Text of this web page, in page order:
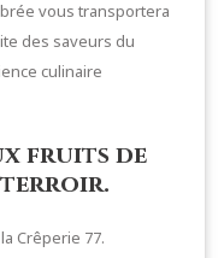
vous transportera
des saveurs du
culinaire
fruits de
terroir.
Crêperie 77.